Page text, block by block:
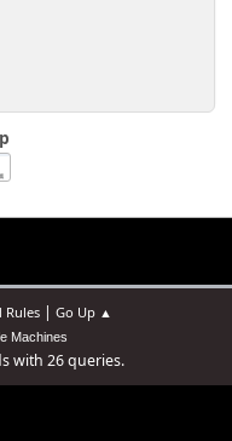
Rules| Go Up ▲
Machines
with 26 queries.